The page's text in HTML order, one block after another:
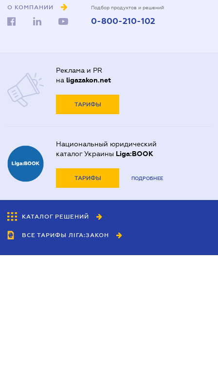
О КОМПАНИИ Подбор продуктов и решений
0-800-210-102
Реклама и PR
на ligazakon.net
ТАРИФЫ
Национальный юридический
каталог Украины Liga:BOOK
ТАРИФЫ ПОДРОБНЕЕ
КАТАЛОГ РЕШЕНИЙ
ВСЕ ТАРИФЫ ЛІГА:ЗАКОН